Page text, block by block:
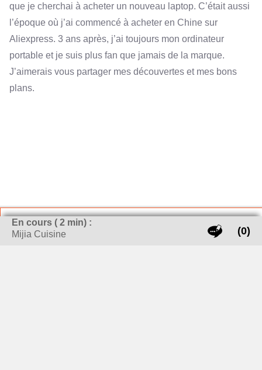
que je cherchai à acheter un nouveau laptop. C’était aussi
l’époque où j’ai commencé à acheter en Chine sur
Aliexpress. 3 ans après, j’ai toujours mon ordinateur
portable et je suis plus fan que jamais de la marque.
J’aimerais vous partager mes découvertes et mes bons
plans.
LES DERNIERS ARTICLES
En cours ( 2 min) :
Mijia Cuisine
(0)